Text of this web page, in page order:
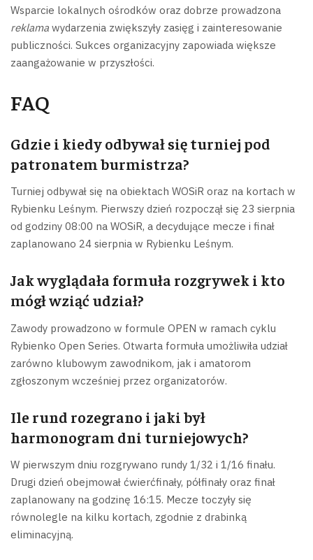
Wsparcie lokalnych ośrodków oraz dobrze prowadzona
reklama wydarzenia zwiększyły zasięg i zainteresowanie
publiczności. Sukces organizacyjny zapowiada większe
zaangażowanie w przyszłości.
FAQ
Gdzie i kiedy odbywał się turniej pod
patronatem burmistrza?
Turniej odbywał się na obiektach WOSiR oraz na kortach w
Rybienku Leśnym. Pierwszy dzień rozpoczął się 23 sierpnia
od godziny 08:00 na WOSiR, a decydujące mecze i finał
zaplanowano 24 sierpnia w Rybienku Leśnym.
Jak wyglądała formuła rozgrywek i kto
mógł wziąć udział?
Zawody prowadzono w formule OPEN w ramach cyklu
Rybienko Open Series. Otwarta formuła umożliwiła udział
zarówno klubowym zawodnikom, jak i amatorom
zgłoszonym wcześniej przez organizatorów.
Ile rund rozegrano i jaki był
harmonogram dni turniejowych?
W pierwszym dniu rozgrywano rundy 1/32 i 1/16 finału.
Drugi dzień obejmował ćwierćfinały, półfinały oraz finał
zaplanowany na godzinę 16:15. Mecze toczyły się
równolegle na kilku kortach, zgodnie z drabinką
eliminacyjną.